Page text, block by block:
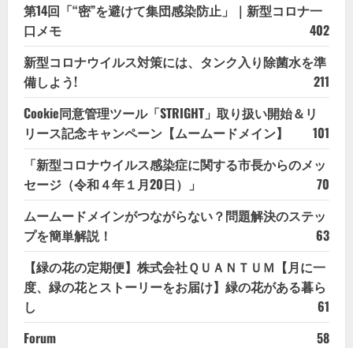
第14回「“密”を避けて集団感染防止」｜新型コロナ一
口メモ
402
新型コロナウイルス対策には、タンク入り除菌水を準
備しよう!
211
Cookie同意管理ツール「STRIGHT」取り扱い開始＆リ
リース記念キャンペーン【ムームードメイン】
101
「新型コロナウイルス感染症に関する市長からのメッ
セージ（令和４年１月20日）」
70
ムームードメインがつながらない？問題解決のステッ
プを簡単解説！
63
【緑の花の定期便】株式会社ＱＵＡＮＴＵＭ【月に一
度、緑の花とストーリーをお届け】緑の花がある暮ら
し
61
Forum
58